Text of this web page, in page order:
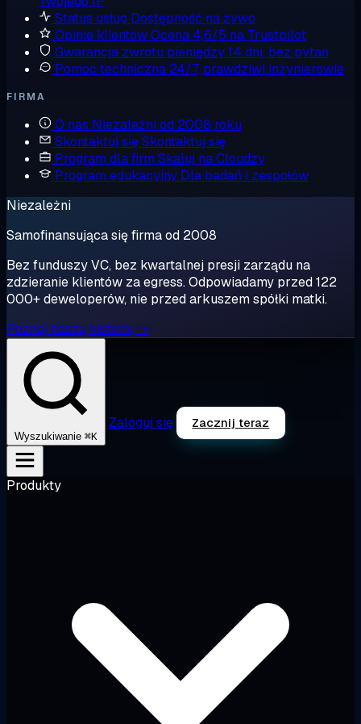
Status usług Dostępność na żywo
Opinie klientówOcena 4,6/5 na Trustpilot
Gwarancja zwrotu pieniędzy14 dni, bez pytań
Pomoc techniczna 24/7, prawdziwi inżynierowie
FIRMA
O nas Niezależni od 2008 roku
Skontaktuj sięSkontaktuj się
Program dla firm Skaluj na Cloudzy
Program edukacyjny Dla badań i zespołów
Niezależni
Samofinansująca się firma od 2008
Bez funduszy VC, bez kwartalnej presji zarządu na
zdzieranie klientów za egress. Odpowiadamy przed 122
000+ deweloperów, nie przed arkuszem spółki matki.
Poznaj naszą historię →
Wyszukiwanie ⌘K
Zaloguj się Zacznij teraz
Produkty